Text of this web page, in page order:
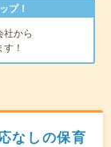
プ！
社から
！
なしの保育